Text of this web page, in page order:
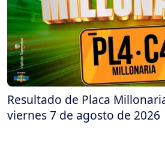
Resultado de Placa
viernes 7 de agosto de 2026